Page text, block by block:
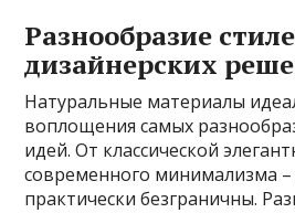
Разнообразие
дизайнерских
Натуральные материалы
воплощения самых
идей. От классической
современного минимализма
практически безграничны.